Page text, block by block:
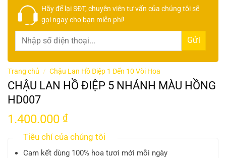
Hãy để lạiSĐT, chuyên viên tư vấn của chúng tôi sẽ
gọi ngay cho bạn miễn phí!
Trang chủ / Chậu Lan Hồ Điệp 1 Đến 10 Vòi Hoa
CHẬU LAN HỒ ĐIỆP 5 NHÁNH MÀU HỒNG
HD007
1.400.000 ₫
Tiêu chí của chúng tôi
Cam kết dùng 100% hoa tươi mới mỗi ngày